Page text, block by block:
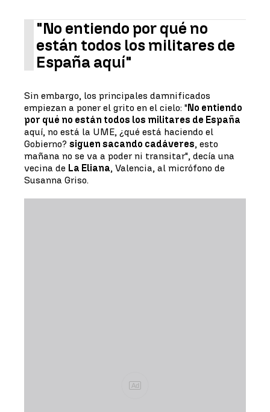
"No entiendo por qué no
están todos los militares de
España aquí"
Sin embargo, los principales damnificados
empiezan a poner el grito en el cielo: "No entiendo
por qué no están todos los militares de España
aquí, no está la UME, ¿qué está haciendo el
Gobierno? siguen sacando cadáveres, esto
mañana no se va a poder ni transitar", decía una
vecina de La Eliana, Valencia, al micrófono de
Susanna Griso.
Ad